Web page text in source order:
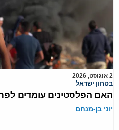
2 אוגוסט, 2026
בטחון ישראל
האם הפלסטינים עומדים
יוני בן-מנחם